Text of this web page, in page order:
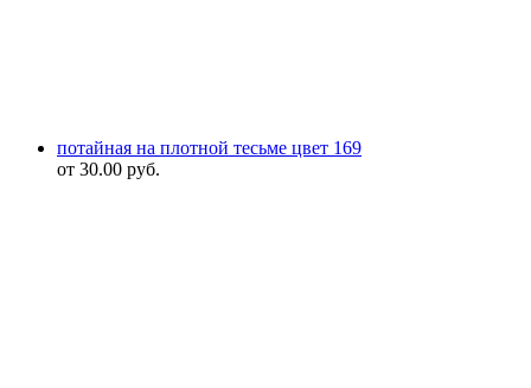
потайная на плотной тесьме цвет 169
от 30.00 руб.